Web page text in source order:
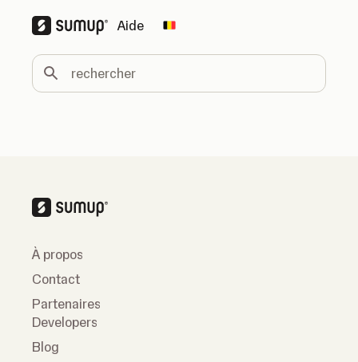
Aide Change country
rechercher
À propos
Contact
Partenaires
Developers
Blog